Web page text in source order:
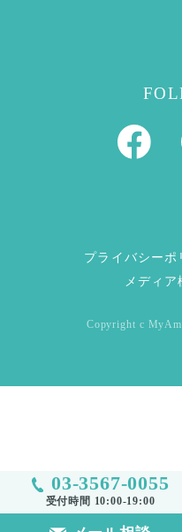
03-3567-0055
受付時間 10:00-19:00
プライバシーポ
メディ
Copyright c